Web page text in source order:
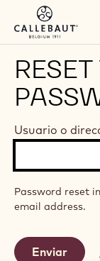
Skip to main
Usuario o
Password reset
email address.